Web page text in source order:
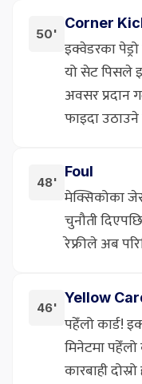
50'
Corner
इक्वेडरका
यो सेट पिसले
अवसर प्रदान
फाइदा उठाउने
48'
Foul
मेक्सिकोका
चुनौती
रेफ्रीले अब
46'
Yellow
पहेँलो कार्ड!
मिनेटमा
कारबाही